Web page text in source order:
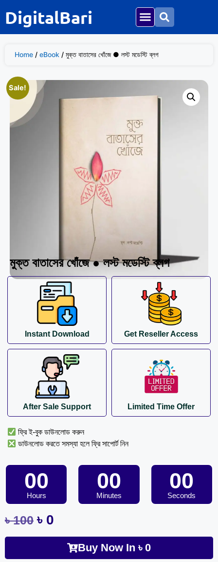
DigitalBari
Home / eBook / মুক্ত বাতাসের খোঁজে ● লস্ট মডেস্টি ব্লগ
Sale!
মুক্ত বাতাসের খোঁজে ● লস্ট মডেস্টি ব্লগ
Instant Download Get Reseller Access
After Sale Support Limited Time Offer
ফ্রি ই-বুক ডাউনলোড করুন
ডাউনলোড করতে সমস্যা হলে ফ্রি সাপোর্ট নিন
00
Hours
00
Minutes
00
Seconds
৳100 ৳ 0
Buy Now In৳ 0